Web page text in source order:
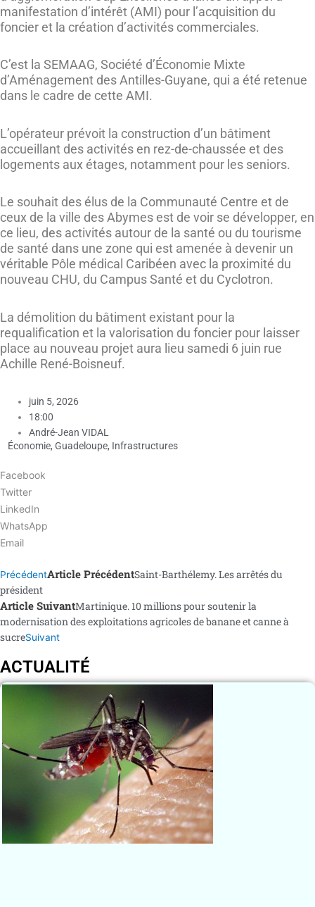
manifestation d’intérêt (AMI) pour l’acquisition du
foncier et la création d’activités commerciales.
C’est la SEMAAG, Société d’Économie Mixte
d’Aménagement des Antilles-Guyane, qui a été retenue
dans le cadre de cette AMI.
L’opérateur prévoit la construction d’un bâtiment
accueillant des activités en rez-de-chaussée et des
logements aux étages, notamment pour les seniors.
Le souhait des élus de la Communauté Centre et de
ceux de la ville des Abymes est de voir se développer, en
ce lieu, des activités autour de la santé ou du tourisme
de santé dans une zone qui est amenée à devenir un
véritable Pôle médical Caribéen avec la proximité du
nouveau CHU, du Campus Santé et du Cyclotron.
La démolition du bâtiment existant pour la
requalification et la valorisation du foncier pour laisser
place au nouveau projet aura lieu samedi 6 juin rue
Achille René-Boisneuf.
juin 5, 2026
18:00
André-Jean VIDAL
Économie, Guadeloupe, Infrastructures
Facebook
Twitter
LinkedIn
WhatsApp
Email
PrécédentArticle PrécédentSaint-Barthélemy. Les arrêtés du
président
Article SuivantMartinique. 10 millions pour soutenir la
modernisation des exploitations agricoles de banane et canne à
sucreSuivant
ACTUALITÉ